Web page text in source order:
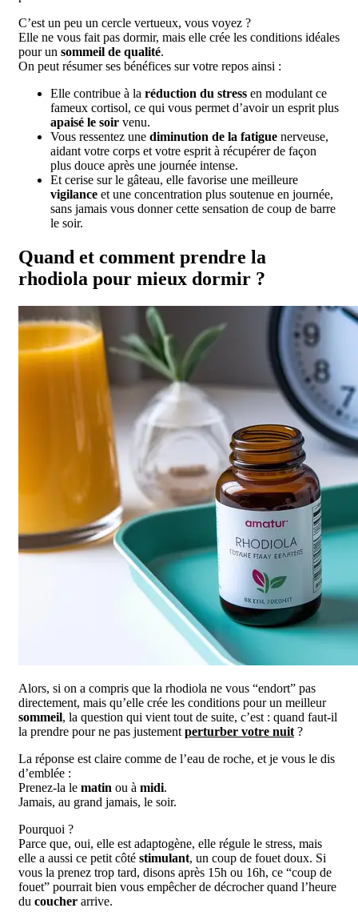
C’est un peu un cercle vertueux, vous voyez ?
Elle ne vous fait pas dormir, mais elle crée les conditions idéales
pour un sommeil de qualité.
On peut résumer ses bénéfices sur votre repos ainsi :
Elle contribue à la réduction du stress en modulant ce
fameux cortisol, ce qui vous permet d’avoir un esprit plus
apaisé le soir venu.
Vous ressentez une diminution de la fatigue nerveuse,
aidant votre corps et votre esprit à récupérer de façon
plus douce après une journée intense.
Et cerise sur le gâteau, elle favorise une meilleure
vigilance et une concentration plus soutenue en journée,
sans jamais vous donner cette sensation de coup de barre
le soir.
Quand et comment prendre la
rhodiola pour mieux dormir ?
Alors, si on a compris que la rhodiola ne vous “endort” pas
directement, mais qu’elle crée les conditions pour un meilleur
sommeil, la question qui vient tout de suite, c’est : quand faut-il
la prendre pour ne pas justement perturber votre nuit ?
La réponse est claire comme de l’eau de roche, et je vous le dis
d’emblée :
Prenez-la le matin ou à midi.
Jamais, au grand jamais, le soir.
Pourquoi ?
Parce que, oui, elle est adaptogène, elle régule le stress, mais
elle a aussi ce petit côté stimulant, un coup de fouet doux. Si
vous la prenez trop tard, disons après 15h ou 16h, ce “coup de
fouet” pourrait bien vous empêcher de décrocher quand l’heure
du coucher arrive.